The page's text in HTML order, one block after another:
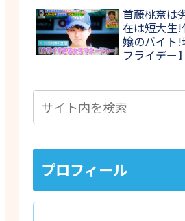
首藤桃奈は
在は短大生!
嬢のバイト!
フライデー】
プロフィール